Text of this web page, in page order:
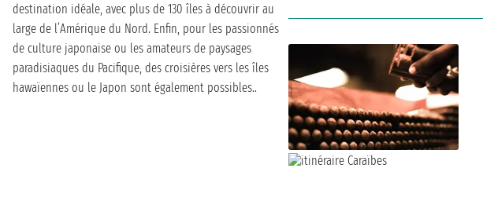
destination idéale, avec plus de 130 îles à découvrir au
large de l’Amérique du Nord. Enfin, pour les passionnés
de culture japonaise ou les amateurs de paysages
paradisiaques du Pacifique, des croisières vers les îles
hawaïennes ou le Japon sont également possibles..